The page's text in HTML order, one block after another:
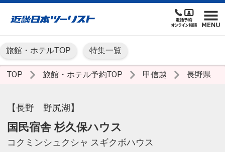
旅館・ホテルTOP 特集一覧
TOP 旅館・ホテル予約TOP 甲信越 長野県
【長野 野尻湖】
国民宿舎 杉久保ハウス
コクミンシュクシャ スギクボハウス